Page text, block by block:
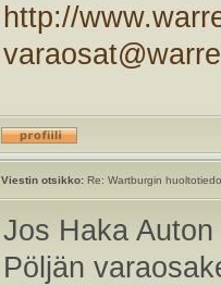
http://
Viestin otsikko:Re: Wartburgin
Jos Haka
Pöljän